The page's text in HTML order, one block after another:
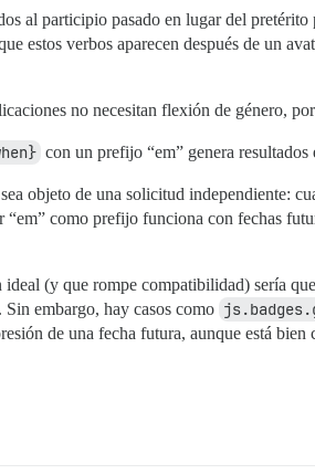
al participio pasado en lugar del pretérito
estos verbos aparecen después de un
no necesitan flexión de género,
con un prefijo “em” genera
objeto de una solicitud independiente:
“em” como prefijo funciona con fechas
ideal (y que rompe compatibilidad) sería que
Sin embargo, hay casos como
de una fecha futura, aunque está